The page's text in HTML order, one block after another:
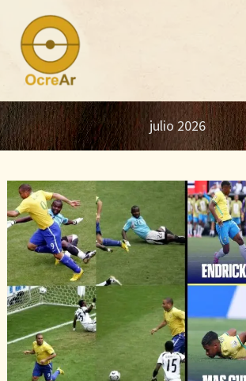
contenido
julio 2026